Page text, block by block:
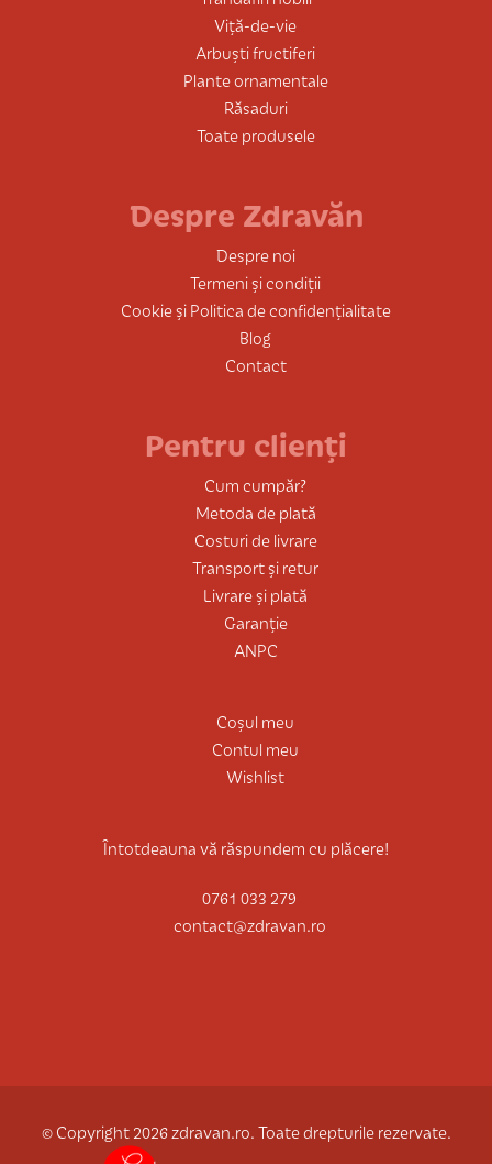
Viță-de-vie
Arbuști fructiferi
Plante ornamentale
Răsaduri
Toate produsele
Despre Zdravăn
Despre noi
Termeni și condiții
Cookie și Politica de confidențialitate
Blog
Contact
Pentru clienți
Cum cumpăr?
Metoda de plată
Costuri de livrare
Transport și retur
Livrare și plată
Garanție
ANPC
Coșul meu
Contul meu
Wishlist
Întotdeauna vă răspundem cu plăcere!
0761 033 279
contact@zdravan.ro
© Copyright 2026 zdravan.ro. Toate drepturile rezervate.